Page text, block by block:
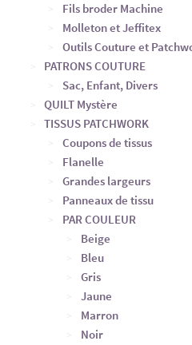
Fils broder Machine
Molleton et Jeffitex
Outils Couture et
PATRONS COUTURE
Sac, Enfant, Divers
QUILT Mystère
TISSUS PATCHWORK
Coupons de tissus
Flanelle
Grandes largeurs
Panneaux de tissu
PAR COULEUR
Beige
Bleu
Gris
Jaune
Marron
Noir